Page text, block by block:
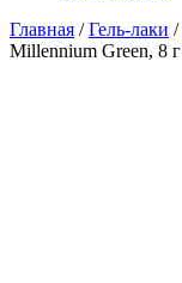
Главная /Гель-лаки /
Millennium Green, 8 г